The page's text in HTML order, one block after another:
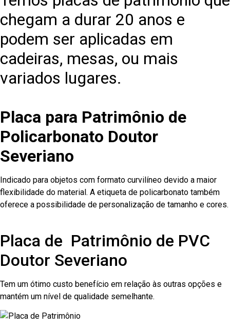
chegam a durar 20 anos e
podem ser aplicadas em
cadeiras, mesas, ou mais
variados lugares.
Placa para Patrimônio de
Policarbonato Doutor
Severiano
Indicado para objetos com formato curvilíneo devido a maior
flexibilidade do material. A etiqueta de policarbonato também
oferece a possibilidade de personalização de tamanho e cores.
Placa de Patrimônio de PVC
Doutor Severiano
Tem um ótimo custo benefício em relação às outras opções e
mantém um nível de qualidade semelhante.